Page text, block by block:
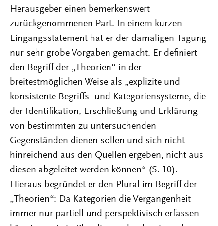
Herausgeber einen bemerkenswert
zurückgenommenen Part. In einem kurzen
Eingangsstatement hat er der damaligen Tagung
nur sehr grobe Vorgaben gemacht. Er definiert
den Begriff der „Theorien“ in der
breitestmöglichen Weise als „explizite und
konsistente Begriffs- und Kategoriensysteme, die
der Identifikation, Erschließung und Erklärung
von bestimmten zu untersuchenden
Gegenständen dienen sollen und sich nicht
hinreichend aus den Quellen ergeben, nicht aus
diesen abgeleitet werden können“ (S. 10).
Hieraus begründet er den Plural im Begriff der
„Theorien“: Da Kategorien die Vergangenheit
immer nur partiell und perspektivisch erfassen